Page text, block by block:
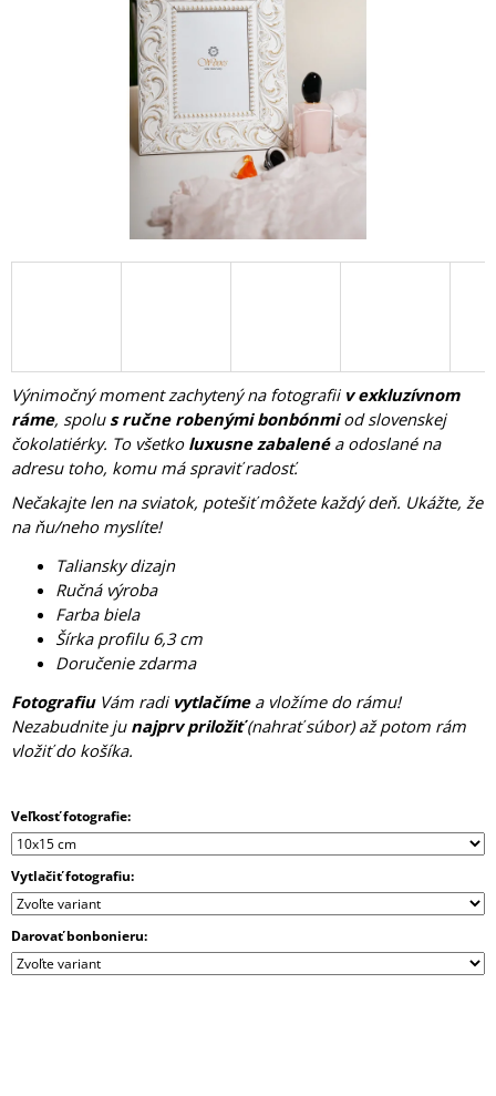
Výnimočný moment zachytený na fotografii v exkluzívnom
ráme, spolu s ručne robenými bonbónmiod slovenskej
čokolatiérky. To všetko luxusne zabalenéa odoslané na
adresu toho, komu má spraviť radosť.
Nečakajte len na sviatok, potešiť môžete každý deň. Ukážte, že
na ňu/neho myslíte!
Taliansky dizajn
Ručná výroba
Farba biela
Šírka profilu 6,3 cm
Doručenie zdarma
FotografiuVám radi vytlačímea vložíme do rámu!
Nezabudnite ju najprv priložiť(nahrať súbor) až potom rám
vložiť do košíka.
Veľkosť fotografie:
Vytlačiť fotografiu:
Darovať bonbonieru:
D
P
O
R
Ú
Č
A
M
E